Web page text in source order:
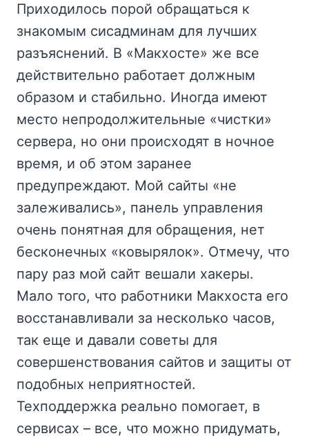
Приходилось порой обращаться к
знакомым сисадминам для лучших
разъяснений. В «Макхосте» же все
действительно работает должным
образом и стабильно. Иногда имеют
место непродолжительные «чистки»
сервера, но они происходят в ночное
время, и об этом заранее
предупреждают. Мой сайты «не
залеживались», панель управления
очень понятная для обращения, нет
бесконечных «ковырялок». Отмечу, что
пару раз мой сайт вешали хакеры.
Мало того, что работники Макхоста его
восстанавливали за несколько часов,
так еще и давали советы для
совершенствования сайтов и защиты от
подобных неприятностей.
Техподдержка реально помогает, в
сервисах – все, что можно придумать,